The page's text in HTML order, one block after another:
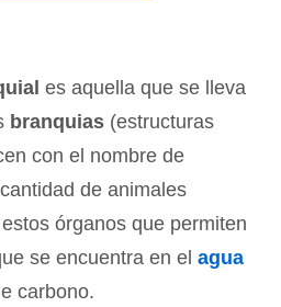
es aquella que se lleva
branquias (estructuras
con el nombre de
de animales
órganos que permiten
se encuentra en el agua
carbono.